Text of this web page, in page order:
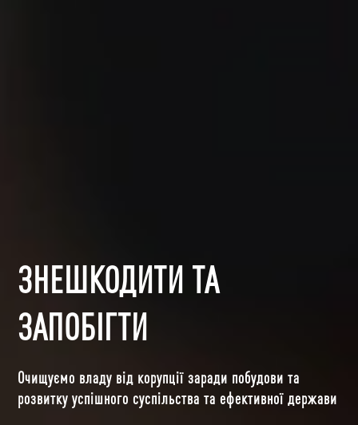
ЗНЕШКОДИТИ ТА
ЗАПОБІГТИ
Очищуємо владу від корупції заради побудови та
розвитку успішного суспільства та ефективної держави